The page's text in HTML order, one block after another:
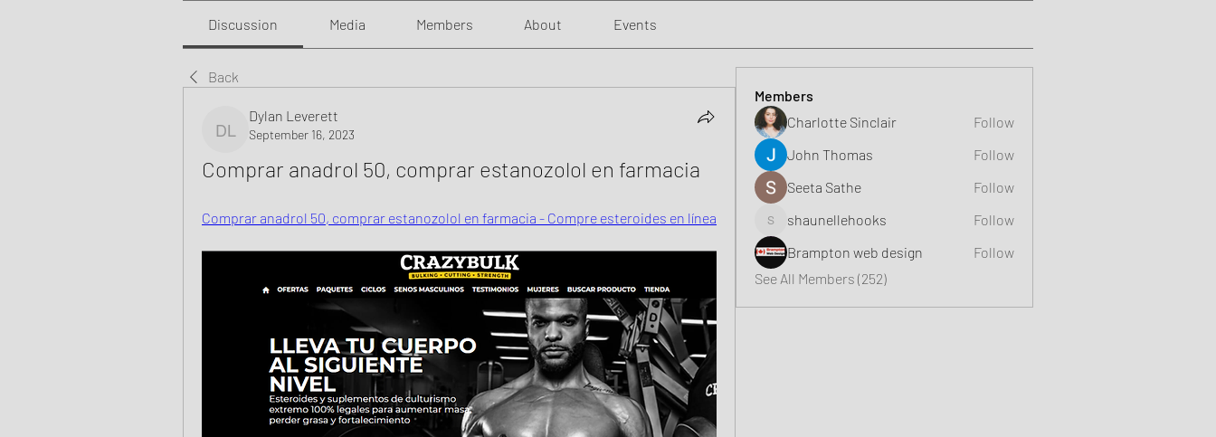
Discussion Media Members About Events
Back
Dylan Leverett
Dylan Leverett
September 16, 2023
Comprar anadrol 50, comprar estanozolol en farmacia
Comprar anadrol 50, comprar estanozolol en farmacia - Compre esteroides en línea
Members
Charlotte Sinclair
Follow
John Thomas
Follow
Seeta Sathe
Follow
shaunellehooks
shaunellehooks
Follow
Brampton web design
Follow
See All Members (252)